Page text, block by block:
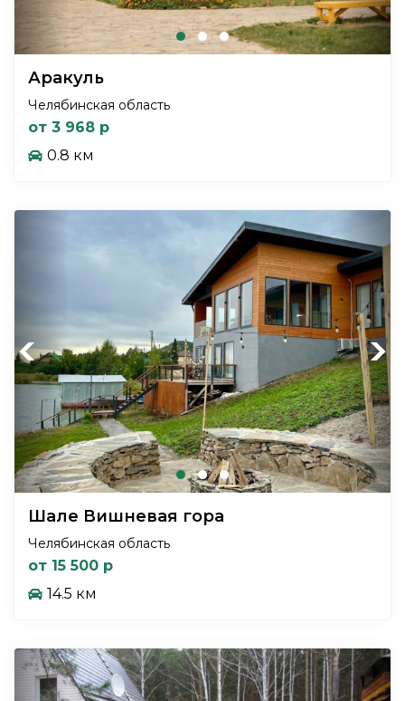
Аракуль
Челябинская область
от 3 968 р
0.8 км
Previous Next
Шале Вишневая гора
Челябинская область
от 15 500 р
14.5 км